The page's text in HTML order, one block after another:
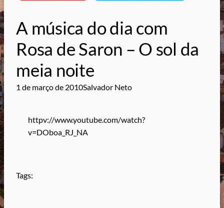
A música do dia com
Rosa de Saron – O sol da
meia noite
1 de março de 2010Salvador Neto
httpv://www.youtube.com/watch?
v=DOboa_RJ_NA
Tags: